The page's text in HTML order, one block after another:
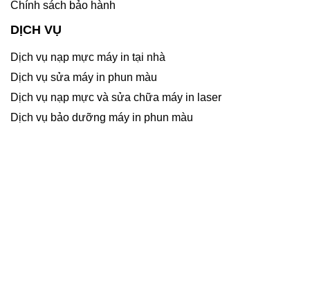
Chính sách bảo hành
DỊCH VỤ
Dịch vụ nạp mực máy in tại nhà
Dịch vụ sửa máy in phun màu
Dịch vụ nạp mực và sửa chữa máy in laser
Dịch vụ bảo dưỡng máy in phun màu